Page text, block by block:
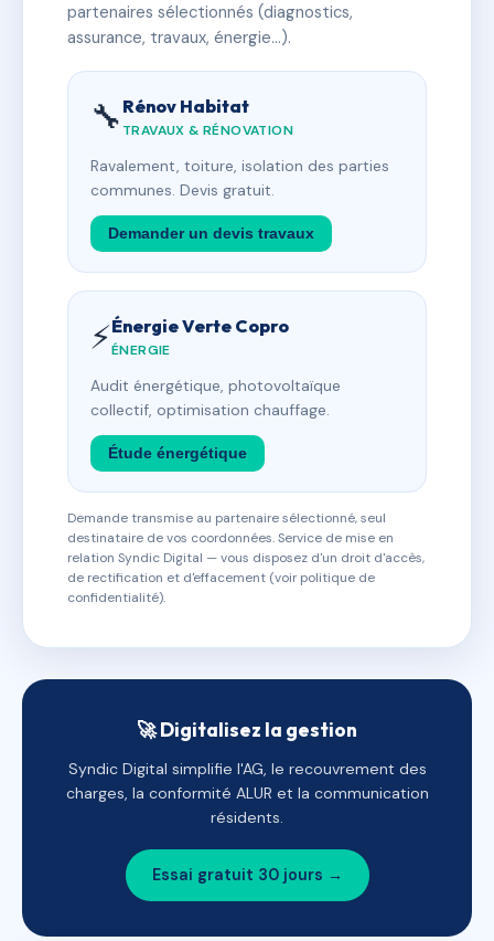
partenaires sélectionnés (diagnostics,
assurance, travaux, énergie…).
🔧 Rénov Habitat
TRAVAUX & RÉNOVATION
Ravalement, toiture, isolation des parties
communes. Devis gratuit.
Demander un devis travaux
⚡Énergie Verte Copro
ÉNERGIE
Audit énergétique, photovoltaïque
collectif, optimisation chauffage.
Étude énergétique
Demande transmise au partenaire sélectionné, seul
destinataire de vos coordonnées. Service de mise en
relation Syndic Digital — vous disposez d'un droit d'accès,
de rectification et d'effacement (voir politique de
confidentialité).
🚀 Digitalisez la gestion
Syndic Digital simplifie l'AG, le recouvrement des
charges, la conformité ALUR et la communication
résidents.
Essai gratuit 30 jours →